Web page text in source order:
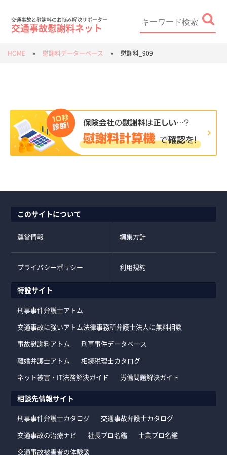
交通事故と慰謝料のお悩み解決サポーター
交通事故慰謝料ネット
HOME » 慰謝料データーベース » 慰謝料_909
このサイトについて
運営情報 編集方針
プライバシーポリシー 利用規約
特設サイト
刑事事件弁護士アトム
交通事故に強いアトム法律事務所弁護士法人に無料相談
事故慰謝料アトム 刑事事件データベース
離婚弁護士アトム 相続税理士カタログ
ネット被害・IT法務解決ガイド 労働問題解決ガイド
相談先情報サイト
刑事事件弁護士カタログ 交通事故弁護士カタログ
交通事故の治療ナビ 社長プロ名鑑 士業プロ名鑑
交通事故被害者の体験談